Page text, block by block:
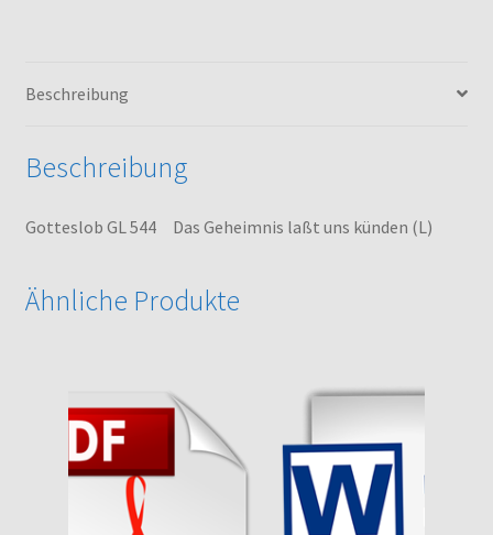
Menge
Beschreibung
Beschreibung
Gotteslob GL 544 Das Geheimnis laßt uns künden (L)
Ähnliche Produkte